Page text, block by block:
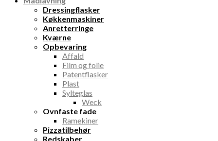
Dressingflasker
Køkkenmaskiner
Anretterringe
Kværne
Opbevaring
Affald
Film og folie
Patentflasker
Plast
Sylteglas
Weck
Ovnfaste fade
Ramekiner
Pizzatilbehør
Redskaber